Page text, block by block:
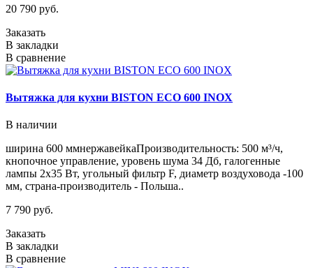
20 790 руб.
Заказать
В закладки
В сравнение
Вытяжка для кухни BISTON ECO 600 INOX
В наличии
ширина 600 ммнержавейкаПроизводительность: 500 м³/ч,
кнопочное управление, уровень шума 34 Дб, галогенные
лампы 2х35 Вт, угольный фильтр F, диаметр воздуховода -100
мм, страна-производитель - Польша..
7 790 руб.
Заказать
В закладки
В сравнение